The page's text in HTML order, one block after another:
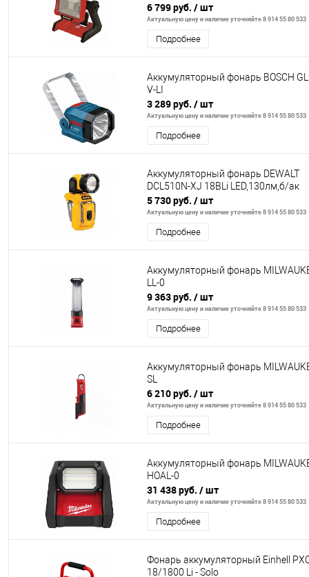
6 799 руб. / шт
Актуальную цену и наличие уточняйте 8 914 55 80 533
Подробнее
Аккумуляторный фонарь BOSCH
V-LI
3 289 руб. / шт
Актуальную цену и наличие уточняйте 8 914 55 80 533
Подробнее
Аккумуляторный фонарь DEWALT
DCL510N-XJ 18ВLi LED,130лм,б/ак
5 730 руб. / шт
Актуальную цену и наличие уточняйте 8 914 55 80 533
Подробнее
Аккумуляторный фонарь
LL-0
9 363 руб. / шт
Актуальную цену и наличие уточняйте 8 914 55 80 533
Подробнее
Аккумуляторный фонарь
SL
6 210 руб. / шт
Актуальную цену и наличие уточняйте 8 914 55 80 533
Подробнее
Аккумуляторный фонарь
HOAL-0
31 438 руб. / шт
Актуальную цену и наличие уточняйте 8 914 55 80 533
Подробнее
Фонарь аккумуляторный Einhell
18/1800 Li - Solo